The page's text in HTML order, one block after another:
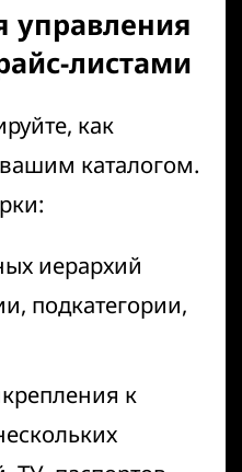
управления
листами
как
каталогом.
иерархий
подкатегории,
к